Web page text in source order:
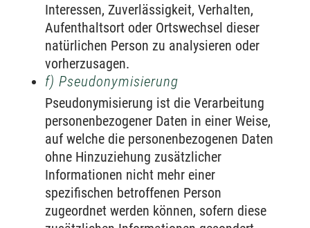
Interessen, Zuverlässigkeit, Verhalten,
Aufenthaltsort oder Ortswechsel dieser
natürlichen Person zu analysieren oder
vorherzusagen.
f) Pseudonymisierung
Pseudonymisierung ist die Verarbeitung
personenbezogener Daten in einer Weise,
auf welche die personenbezogenen Daten
ohne Hinzuziehung zusätzlicher
Informationen nicht mehr einer
spezifischen betroffenen Person
zugeordnet werden können, sofern diese